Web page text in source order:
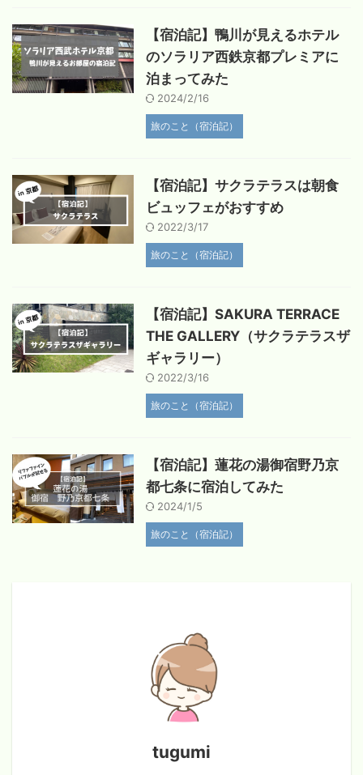
【宿泊記】鴨川が見えるホテル
のソラリア西鉄京都プレミアに
泊まってみた
2024/2/16
旅のこと（宿泊記）
【宿泊記】サクラテラスは朝食
ビュッフェがおすすめ
2022/3/17
旅のこと（宿泊記）
【宿泊記】SAKURA TERRACE
THE GALLERY（サクラテラスザ
ギャラリー）
2022/3/16
旅のこと（宿泊記）
【宿泊記】蓮花の湯御宿野乃京
都七条に宿泊してみた
2024/1/5
旅のこと（宿泊記）
tugumi